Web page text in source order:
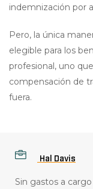
indemnización por
Pero, la única
elegible para los
profesional, uno
compensación de
fuera.
Hal Davis
Sin gastos a